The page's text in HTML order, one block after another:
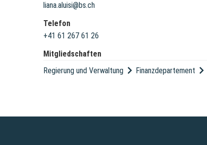
liana.aluisi@bs.ch
Telefon
+41 61 267 61 26
Mitgliedschaften
Regierung und Verwaltung
Finanzdepartement